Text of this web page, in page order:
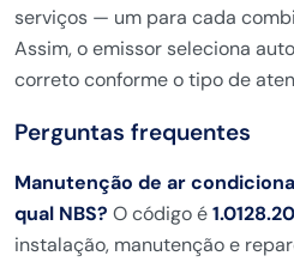
serviços — um para cada
Assim, o emissor seleciona
correto conforme o tipo de
Perguntas frequentes
Manutenção de ar
qual NBS? O código é
instalação, manutenção e